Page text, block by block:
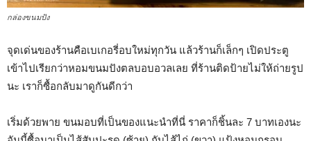
กล่องขนมปัง
จุดเด่นของร้านคือเบเกอรี่อบใหม่ทุกวัน แล้วร้านก็เล็กๆ เปิดประตู
เข้าไปเรียกว่าหอมขนมปังตลบอบอวลเลย ที่ร้านติดป้ายไม่ให้ถ่ายรูป
นะ เราก็ซื้อกลับมาดูกันดีกว่า
เริ่มด้วยพาย ขนมอบที่เป็นของแนะนำที่นี่ ราคาก็ชิ้นละ 7 บาทเองนะ